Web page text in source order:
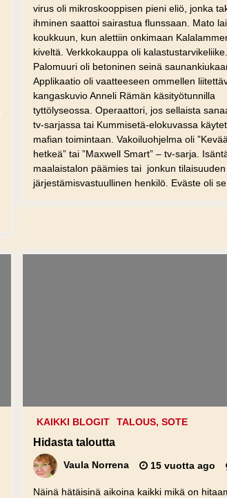
virus oli mikroskooppisen pieni eliö, jonka
ihminen saattoi sairastua flunssaan. Mato
koukkuun, kun alettiin onkimaan
kiveltä. Verkkokauppa oli kalastustarvikeliike.
Palomuuri oli betoninen seinä
Applikaatio oli vaatteeseen ommellen
kangaskuvio Anneli Rämän käsityötunnilla
tyttölyseossa. Operaattori, jos sellaista
tv-sarjassa tai Kummisetä-elokuvassa
mafian toimintaan. Vakoiluohjelma oli
hetkeä” tai ”Maxwell Smart” – tv-sarja.
maalaistalon päämies tai jonkun tilaisuuden
järjestämisvastuullinen henkilö. Eväste oli
KAIKKI BLOGIT TALOUS, SOTE
Hidasta taloutta
Vaula Norrena 15 vuotta ago
Näinä hätäisinä aikoina kaikki mikä on